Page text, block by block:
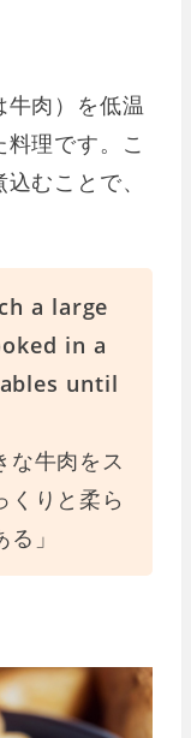
肉）を低温
理です。こ
むことで、
a large
in a
until
な牛肉をス
くりと柔ら
」